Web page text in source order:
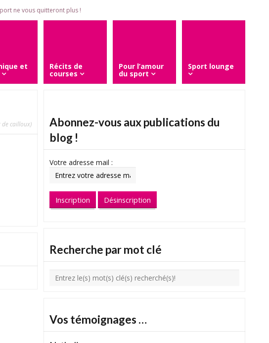
ne vous quitteront plus !
et Récits de
courses
Pour l’amour
du sport
Sport lounge
de cailloux)
Abonnez-vous aux publications du
blog !
Votre adresse mail :
Recherche par mot clé
Vos témoignages …